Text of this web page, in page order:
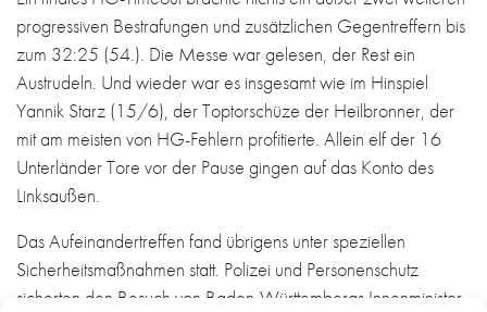
progressiven Bestrafungen und zusätzlichen Gegentreffern bis
zum 32:25 (54.). Die Messe war gelesen, der Rest ein
Austrudeln. Und wieder war es insgesamt wie im Hinspiel
Yannik Starz (15/6), der Toptorschüze der Heilbronner, der
mit am meisten von HG-Fehlern profitierte. Allein elf der 16
Unterländer Tore vor der Pause gingen auf das Konto des
Linksaußen.
Das Aufeinandertreffen fand übrigens unter speziellen
Sicherheitsmaßnahmen statt. Polizei und Personenschutz
sicherten den Besuch von Baden-Württembergs Innenminister